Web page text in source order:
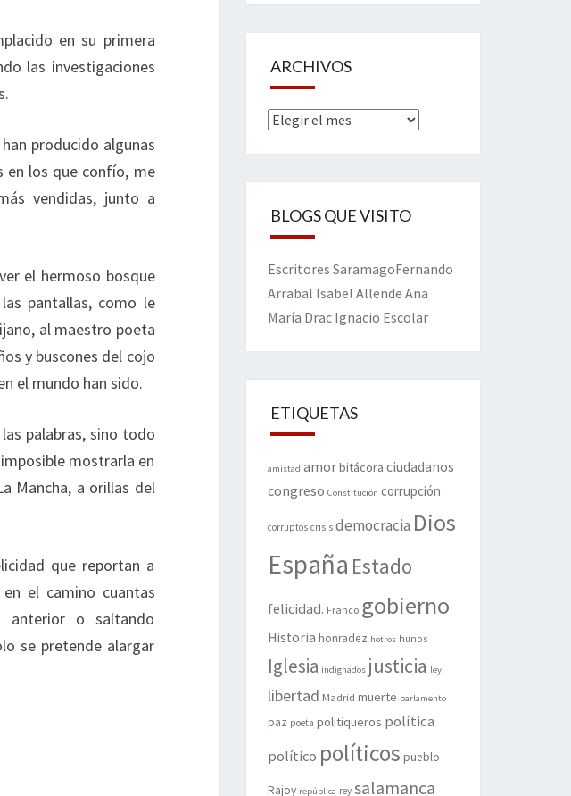
en su primera
las investigaciones
producido algunas
en los que confío, me
vendidas, junto a
el hermoso bosque
pantallas, como le
al maestro poeta
y buscones del cojo
el mundo han sido.
palabras, sino todo
mostrarla en
Mancha, a orillas del
que reportan a
el camino cuantas
anterior o saltando
se pretende alargar
ARCHIVOS
Archivos
BLOGS QUE VISITO
Escritores SaramagoFernando
Arrabal Isabel Allende Ana
María Drac Ignacio Escolar
ETIQUETAS
amistad amorbitácora ciudadanos
congreso Constitución corrupción
corruptos crisis democracia Dios
España Estado
felicidad. Franco gobierno
Historia honradez hotros hunos
Iglesia indignados justicia ley
libertad Madrid muerte parlamento
paz poeta politiqueros política
político políticos pueblo
Rajoy república rey salamanca